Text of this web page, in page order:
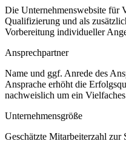
Die Unternehmenswebsite für
Qualifizierung und als
Vorbereitung individueller
Ansprechpartner
Name und ggf. Anrede des
Ansprache erhöht die
nachweislich um ein
Unternehmensgröße
Geschätzte Mitarbeiterzahl zur